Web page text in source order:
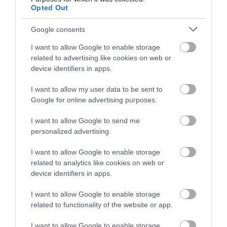
Opted Out
Google consents
I want to allow Google to enable storage
related to advertising like cookies on web or
device identifiers in apps.
I want to allow my user data to be sent to
Google for online advertising purposes.
I want to allow Google to send me
personalized advertising.
I want to allow Google to enable storage
related to analytics like cookies on web or
device identifiers in apps.
I want to allow Google to enable storage
related to functionality of the website or app.
Az Avalon Luxury Villa nem egyszerűen egy új
prémium szálláshely, hanem egy új kategória
bevezetése a magyar piacon. Teljesen privát, de
szállodai szintű szolgáltatásokat kínál, így egyaránt
vonzó lehet pihenni vágyó belföldi és külföldi
vendégeknek, vagy akár üzleti célú rendezvények,
exkluzív workshopok, zárt körű események, családi,
illetve baráti ünnepségek helyszíneként is.
Az Avalon ezzel a projekttel újra emeli a tétet és
bizonyítja, hogy Miskolctapolca nem csak évszázados
fürdőváros, hanem a jövő prémium turisztikai
célpontja is.
Spabook vélemény: Rendkívül izgalmas